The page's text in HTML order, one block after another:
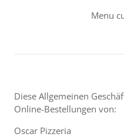
Menu
Diese Allgemeinen
Online-Bestellungen von:
Oscar Pizzeria